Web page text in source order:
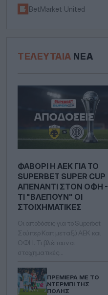
BetMarket United
ΤΕΛΕΥΤΑΊΑ ΝΈΑ
ΦΑΒΟΡΊ Η ΑΕΚ ΓΙΑ ΤΟ
SUPERBET SUPER CUP
ΑΠΈΝΑΝΤΙ ΣΤOΝ ΟΦΗ -
ΤΙ "ΒΛΈΠΟΥΝ" ΟΙ
ΣΤΟΙΧΗΜΑΤΙΚΈΣ
Οι αποδόσεις για το Superbet
Σούπερ Καπ μεταξύ ΑΕΚ και
ΟΦΗ. Τι βλέπουν οι
στοιχηματικές…
ΠΡΕΜΙΈΡΑ ΜΕ ΤΟ
ΝΤΈΡΜΠΙ ΤΗΣ
ΠΌΛΗΣ